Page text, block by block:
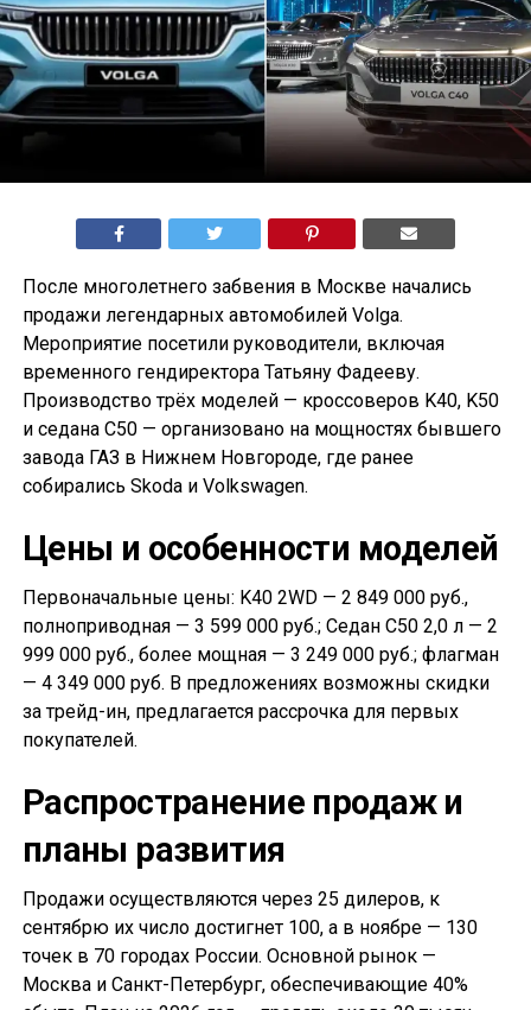
После многолетнего забвения в Москве начались
продажи легендарных автомобилей Volga.
Мероприятие посетили руководители, включая
временного гендиректора Татьяну Фадееву.
Производство трёх моделей — кроссоверов K40, K50
и седана С50 — организовано на мощностях бывшего
завода ГАЗ в Нижнем Новгороде, где ранее
собирались Skoda и Volkswagen.
Цены и особенности моделей
Первоначальные цены: K40 2WD — 2 849 000 руб.,
полноприводная — 3 599 000 руб.; Седан С50 2,0 л — 2
999 000 руб., более мощная — 3 249 000 руб.; флагман
— 4 349 000 руб. В предложениях возможны скидки
за трейд-ин, предлагается рассрочка для первых
покупателей.
Распространение продаж и
планы развития
Продажи осуществляются через 25 дилеров, к
сентябрю их число достигнет 100, а в ноябре — 130
точек в 70 городах России. Основной рынок —
Москва и Санкт-Петербург, обеспечивающие 40%